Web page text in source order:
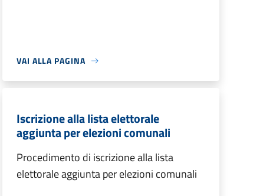
VAI ALLA PAGINA
Iscrizione alla lista elettorale
aggiunta per elezioni comunali
Procedimento di iscrizione alla lista
elettorale aggiunta per elezioni comunali